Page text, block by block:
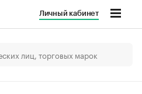
Личный кабинет